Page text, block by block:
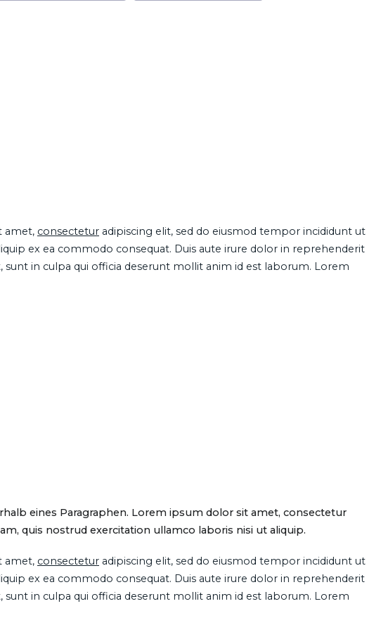
amet, consectetur adipiscing elit, sed do eiusmod tempor incididunt ut
ex ea commodo consequat. Duis aute irure dolor in reprehenderit
in culpa qui officia deserunt mollit anim id est laborum. Lorem
eines Paragraphen. Lorem ipsum dolor sit amet, consectetur
quis nostrud exercitation ullamco laboris nisi ut aliquip.
amet, consectetur adipiscing elit, sed do eiusmod tempor incididunt ut
ex ea commodo consequat. Duis aute irure dolor in reprehenderit
in culpa qui officia deserunt mollit anim id est laborum. Lorem